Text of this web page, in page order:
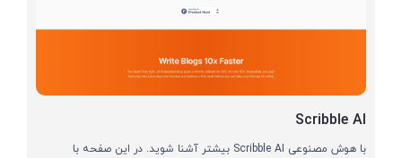
Scribble AI
با هوش مصنوعی Scribble AI بیشتر آشنا شوید. در این صفحه با